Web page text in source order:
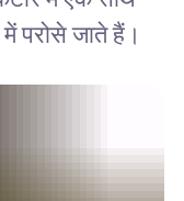
परोसे जाते हैं।